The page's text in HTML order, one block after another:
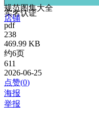
规范图集大全
实名认证
店铺
pdf
238
469.99 KB
约6页
611
2026-06-25
点赞(0)
海报
举报